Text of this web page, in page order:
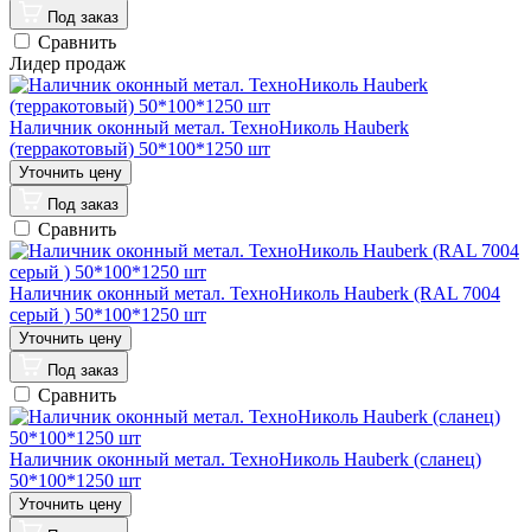
Под заказ
Сравнить
Лидер продаж
Наличник оконный метал. ТехноНиколь Hauberk
(терракотовый) 50*100*1250 шт
Под заказ
Сравнить
Наличник оконный метал. ТехноНиколь Hauberk (RAL 7004
серый ) 50*100*1250 шт
Под заказ
Сравнить
Наличник оконный метал. ТехноНиколь Hauberk (сланец)
50*100*1250 шт